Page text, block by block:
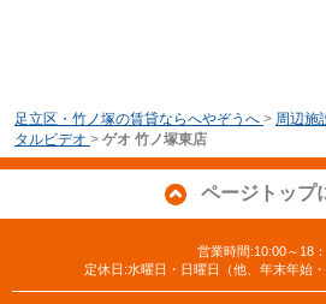
足立区・竹ノ塚の賃貸ならへやぞうへ > 周辺施
タルビデオ > ゲオ 竹ノ塚東店
ページトップ
営業時間:10:00～18
定休日:水曜日・日曜日（他、年末年始